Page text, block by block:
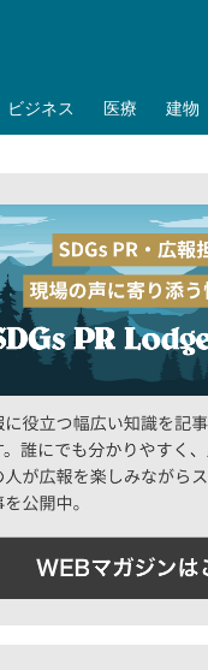
ビジネス 医療 建物